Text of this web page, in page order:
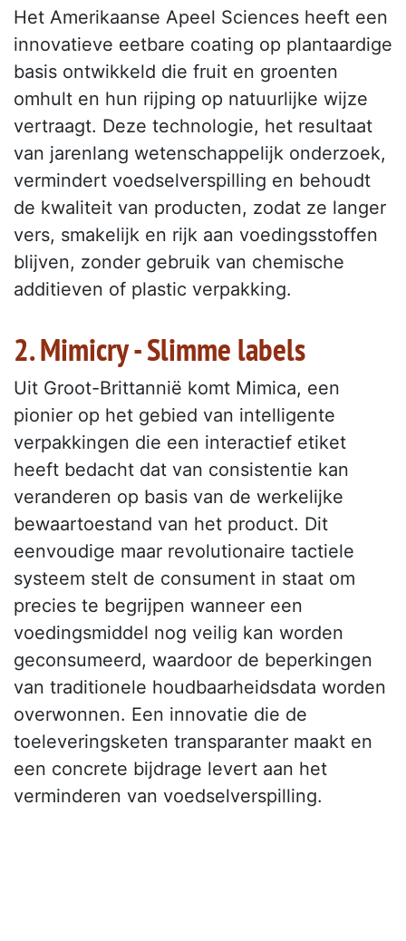
Het Amerikaanse Apeel Sciences heeft een
innovatieve eetbare coating op plantaardige
basis ontwikkeld die fruit en groenten
omhult en hun rijping op natuurlijke wijze
vertraagt. Deze technologie, het resultaat
van jarenlang wetenschappelijk onderzoek,
vermindert voedselverspilling en behoudt
de kwaliteit van producten, zodat ze langer
vers, smakelijk en rijk aan voedingsstoffen
blijven, zonder gebruik van chemische
additieven of plastic verpakking.
2. Mimicry - Slimme labels
Uit Groot-Brittannië komt Mimica, een
pionier op het gebied van intelligente
verpakkingen die een interactief etiket
heeft bedacht dat van consistentie kan
veranderen op basis van de werkelijke
bewaartoestand van het product. Dit
eenvoudige maar revolutionaire tactiele
systeem stelt de consument in staat om
precies te begrijpen wanneer een
voedingsmiddel nog veilig kan worden
geconsumeerd, waardoor de beperkingen
van traditionele houdbaarheidsdata worden
overwonnen. Een innovatie die de
toeleveringsketen transparanter maakt en
een concrete bijdrage levert aan het
verminderen van voedselverspilling.